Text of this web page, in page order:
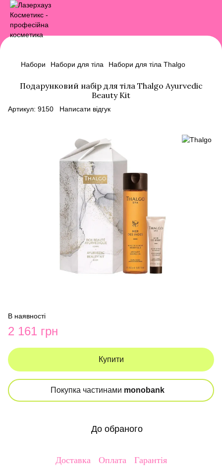
Набори Набори для тіла Набори для тіла Thalgo
Подарунковий набір для тіла Thalgo Ayurvedic
Beauty Kit
Артикул: 9150 Написати відгук
В наявності
2 161 грн
Купити
Покупка частинами monobank
До обраного
Доставка Оплата Гарантія